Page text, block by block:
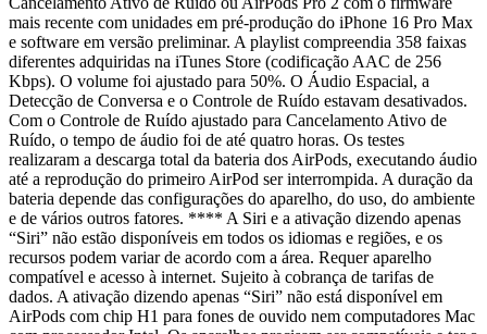
mais recente com unidades em pré-produção do iPhone 16 Pro Max
e software em versão preliminar. A playlist compreendia 358 faixas
diferentes adquiridas na iTunes Store (codificação AAC de 256
Kbps). O volume foi ajustado para 50%. O Áudio Espacial, a
Detecção de Conversa e o Controle de Ruído estavam desativados.
Com o Controle de Ruído ajustado para Cancelamento Ativo de
Ruído, o tempo de áudio foi de até quatro horas. Os testes
realizaram a descarga total da bateria dos AirPods, executando áudio
até a reprodução do primeiro AirPod ser interrompida. A duração da
bateria depende das configurações do aparelho, do uso, do ambiente
e de vários outros fatores. **** A Siri e a ativação dizendo apenas
“Siri” não estão disponíveis em todos os idiomas e regiões, e os
recursos podem variar de acordo com a área. Requer aparelho
compatível e acesso à internet. Sujeito à cobrança de tarifas de
dados. A ativação dizendo apenas “Siri” não está disponível em
AirPods com chip H1 para fones de ouvido nem computadores Mac